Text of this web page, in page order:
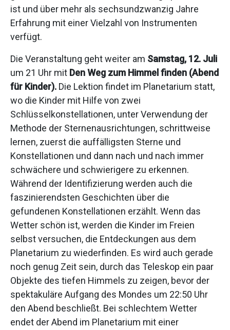
ist und über mehr als sechsundzwanzig Jahre
Erfahrung mit einer Vielzahl von Instrumenten
verfügt.
Die Veranstaltung geht weiter am Samstag, 12. Juli
um 21 Uhr mit Den Weg zum Himmel finden (Abend
für Kinder). Die Lektion findet im Planetarium statt,
wo die Kinder mit Hilfe von zwei
Schlüsselkonstellationen, unter Verwendung der
Methode der Sternenausrichtungen, schrittweise
lernen, zuerst die auffälligsten Sterne und
Konstellationen und dann nach und nach immer
schwächere und schwierigere zu erkennen.
Während der Identifizierung werden auch die
faszinierendsten Geschichten über die
gefundenen Konstellationen erzählt. Wenn das
Wetter schön ist, werden die Kinder im Freien
selbst versuchen, die Entdeckungen aus dem
Planetarium zu wiederfinden. Es wird auch gerade
noch genug Zeit sein, durch das Teleskop ein paar
Objekte des tiefen Himmels zu zeigen, bevor der
spektakuläre Aufgang des Mondes um 22:50 Uhr
den Abend beschließt. Bei schlechtem Wetter
endet der Abend im Planetarium mit einer